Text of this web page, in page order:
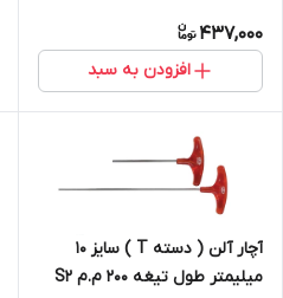
437,000
افزودن به سبد
آچار آلن ( دسته T ) سایز 10
میلیمتر طول تیغه 200 م.م S2